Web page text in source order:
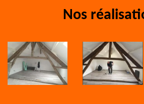
Nos